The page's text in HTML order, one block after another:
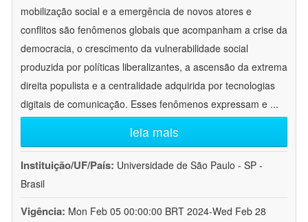
mobilização social e a emergência de novos atores e
conflitos são fenômenos globais que acompanham a crise da
democracia, o crescimento da vulnerabilidade social
produzida por políticas liberalizantes, a ascensão da extrema
direita populista e a centralidade adquirida por tecnologias
digitais de comunicação. Esses fenômenos expressam e ...
leia mais
Instituição/UF/País: Universidade de São Paulo - SP -
Brasil
Vigência: Mon Feb 05 00:00:00 BRT 2024-Wed Feb 28